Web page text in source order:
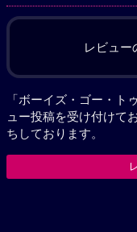
レビュー
「ボーイズ・ゴー・ト
ュー投稿を受け付けて
ちしております。